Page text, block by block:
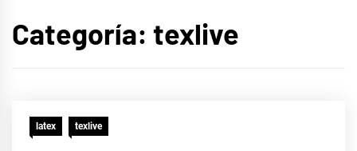
Categoría: texlive
latex texlive